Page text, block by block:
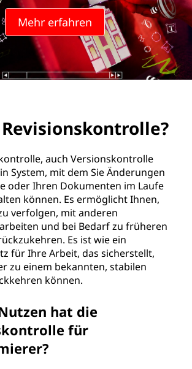
Mehr erfahren
auch Versionskontrolle
System, mit dem Sie Änderungen
oder Ihren Dokumenten im Laufe
können. Es ermöglicht Ihnen,
verfolgen, mit anderen
und bei Bedarf zu früheren
Es ist wie ein
für Ihre Arbeit, das sicherstellt,
zu einem bekannten, stabilen
können.
hat die
für